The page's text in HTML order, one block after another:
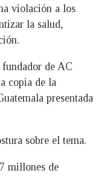
violación a los
la salud,
de AC
copia de la
presentada
sobre el tema.
millones de